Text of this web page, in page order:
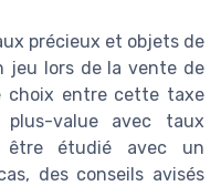
précieux et objets de
jeu lors de la vente de
choix entre cette taxe
value avec taux
être étudié avec un
des conseils avisés